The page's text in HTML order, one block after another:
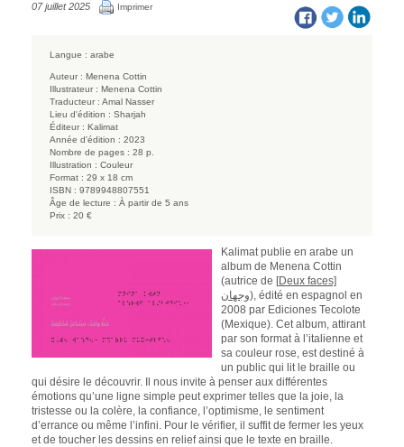
07 juillet 2025 Imprimer
Langue : arabe
Auteur : Menena Cottin
Illustrateur : Menena Cottin
Traducteur : Amal Nasser
Lieu d'édition : Sharjah
Éditeur : Kalimat
Année d'édition : 2023
Nombre de pages : 28 p.
Illustration : Couleur
Format : 29 x 18 cm
ISBN : 9789948807551
Âge de lecture : À partir de 5 ans
Prix : 20 €
Kalimat publie en arabe un
album de Menena Cottin
(autrice de [Deux faces]
وجهان), édité en espagnol en
2008 par Ediciones Tecolote
(Mexique). Cet album, attirant
par son format à l’italienne et
sa couleur rose, est destiné à
un public qui lit le braille ou
qui désire le découvrir. Il nous invite à penser aux différentes
émotions qu’une ligne simple peut exprimer telles que la joie, la
tristesse ou la colère, la confiance, l’optimisme, le sentiment
d’errance ou même l’infini. Pour le vérifier, il suffit de fermer les yeux
et de toucher les dessins en relief ainsi que le texte en braille.